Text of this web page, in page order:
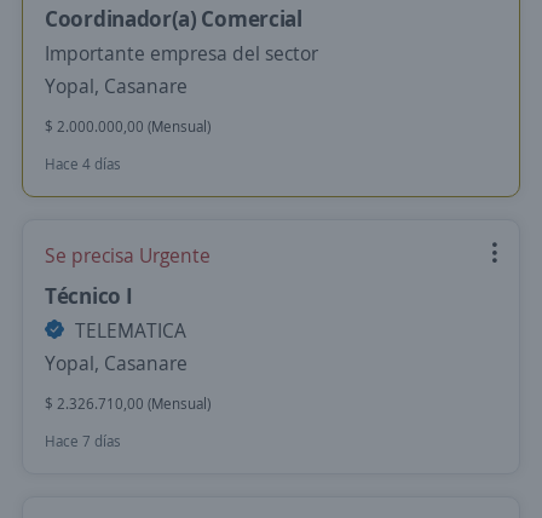
Coordinador(a) Comercial
Importante empresa del sector
Yopal, Casanare
$ 2.000.000,00 (Mensual)
Hace 4 días
Se precisa Urgente
Técnico I
TELEMATICA
Yopal, Casanare
$ 2.326.710,00 (Mensual)
Hace 7 días